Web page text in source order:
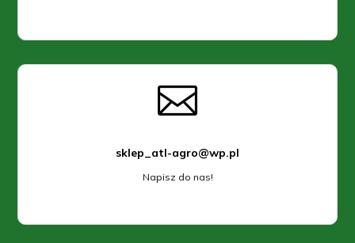

sklep_atl-agro@wp.pl
Napisz do nas!